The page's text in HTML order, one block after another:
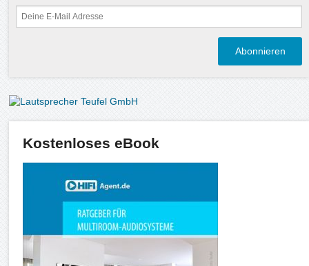
Kostenloses eBook